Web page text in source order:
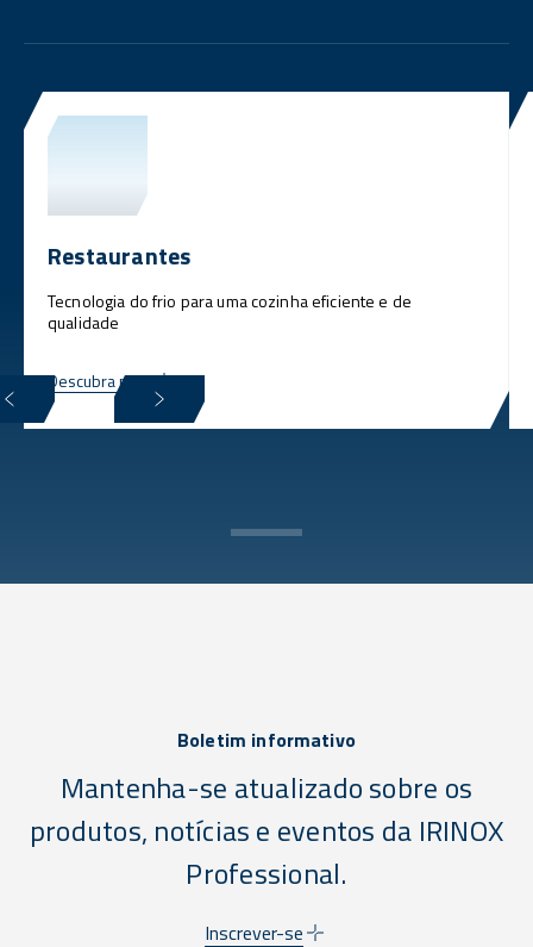
Restaurantes
Tecnologia do frio para uma cozinha eficiente e de
qualidade
Descubra mais
Boletim informativo
Mantenha-se atualizado sobre os
produtos, notícias e eventos da IRINOX
Professional.
Inscrever-se